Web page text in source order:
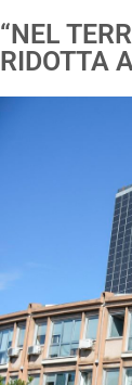
“NEL
RIDOTTA